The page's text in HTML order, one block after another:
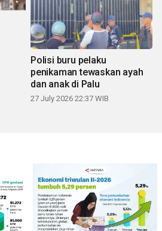
Polisi buru pelaku
penikaman tewaskan ayah
dan anak di Palu
27 July 2026 22:37 WIB